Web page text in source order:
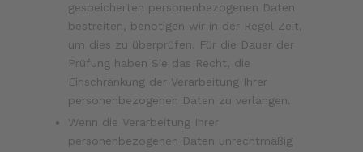
gespeicherten personenbezogenen Daten
bestreiten, benötigen wir in der Regel Zeit,
um dies zu überprüfen. Für die Dauer der
Prüfung haben Sie das Recht, die
Einschränkung der Verarbeitung Ihrer
personenbezogenen Daten zu verlangen.
Wenn die Verarbeitung Ihrer
personenbezogenen Daten unrechtmäßig